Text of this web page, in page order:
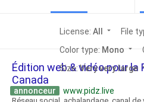
License: All arrow_drop_down File
Color type: Mono arrow_drop_down
Size:Very very large
Édition web & vidéo pour la
Canada
annonceur www.pidz.live